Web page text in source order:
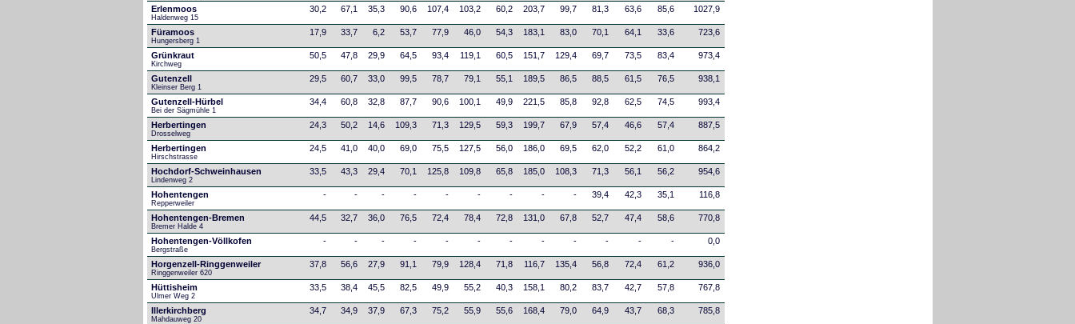
Erlenmoos
Haldenweg 15
30,2 67,1 35,3 90,6 107,4 103,2 60,2 203,7 99,7 81,3 63,6 85,6 1027,9
Füramoos
Hungersberg 1
17,9 33,7 6,2 53,7 77,9 46,0 54,3 183,1 83,0 70,1 64,1 33,6 723,6
Grünkraut
Kirchweg
50,5 47,8 29,9 64,5 93,4 119,1 60,5 151,7 129,4 69,7 73,5 83,4 973,4
Gutenzell
Kleinser Berg 1
29,5 60,7 33,0 99,5 78,7 79,1 55,1 189,5 86,5 88,5 61,5 76,5 938,1
Gutenzell-Hürbel
Bei der Sägmühle 1
34,4 60,8 32,8 87,7 90,6 100,1 49,9 221,5 85,8 92,8 62,5 74,5 993,4
Herbertingen
Drosselweg
24,3 50,2 14,6 109,3 71,3 129,5 59,3 199,7 67,9 57,4 46,6 57,4 887,5
Herbertingen
Hirschstrasse
24,5 41,0 40,0 69,0 75,5 127,5 56,0 186,0 69,5 62,0 52,2 61,0 864,2
Hochdorf-Schweinhausen
Lindenweg 2
33,5 43,3 29,4 70,1 125,8 109,8 65,8 185,0 108,3 71,3 56,1 56,2 954,6
Hohentengen
Repperweiler
- - - - - - - - - 39,4 42,3 35,1 116,8
Hohentengen-Bremen
Bremer Halde 4
44,5 32,7 36,0 76,5 72,4 78,4 72,8 131,0 67,8 52,7 47,4 58,6 770,8
Hohentengen-Völlkofen
Bergstraße
- - - - - - - - - - - - 0,0
Horgenzell-Ringgenweiler
Ringgenweiler 620
37,8 56,6 27,9 91,1 79,9 128,4 71,8 116,7 135,4 56,8 72,4 61,2 936,0
Hüttisheim
Ulmer Weg 2
33,5 38,4 45,5 82,5 49,9 55,2 40,3 158,1 80,2 83,7 42,7 57,8 767,8
Illerkirchberg
Mahdauweg 20
34,7 34,9 37,9 67,3 75,2 55,9 55,6 168,4 79,0 64,9 43,7 68,3 785,8